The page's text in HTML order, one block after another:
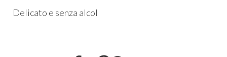
Delicato e senza alcol